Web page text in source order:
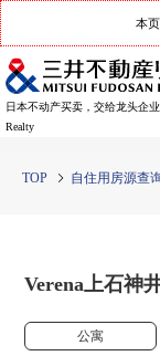
本
日本不动产买卖，交给龙头企
Realty
TOP 自住用房源查
Verena上石神
公寓